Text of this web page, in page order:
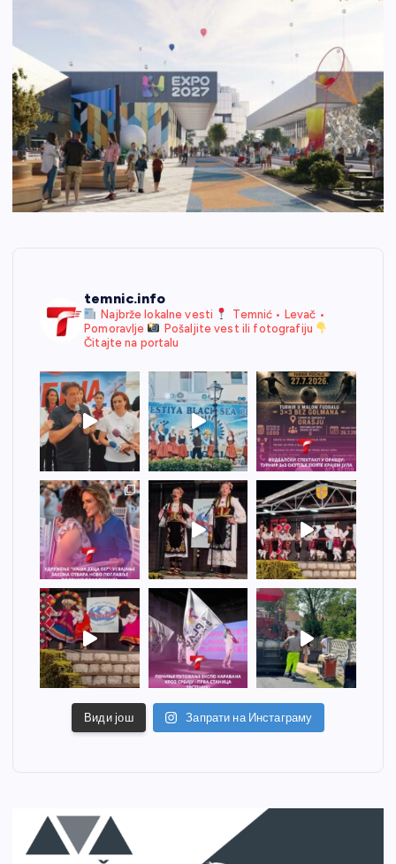
temnic.info
Najbrže lokalne vesti
Temnić • Levač •
Pomoravlje
Pošaljite vest ili fotografiju
Čitajte na portalu
Види још Запрати на Инстаграму